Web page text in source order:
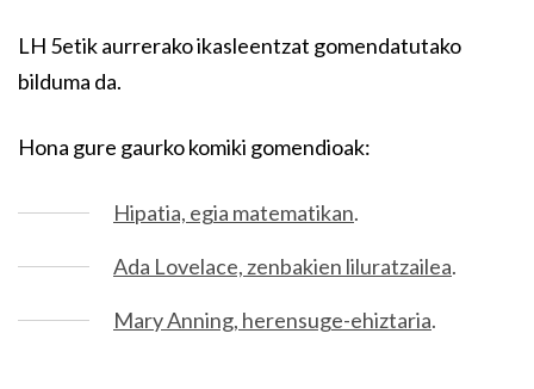
LH 5etik aurrerako ikasleentzat gomendatutako
bilduma da.
Hona gure gaurko komiki gomendioak:
Hipatia, egia matematikan.
Ada Lovelace, zenbakien liluratzailea.
Mary Anning, herensuge-ehiztaria.